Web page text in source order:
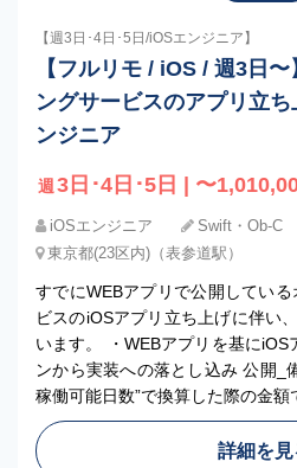
【週3日･4日･5日/iOSエンジニア】
【フルリモ / iOS / 週3日
ングサービスのアプリ立
ンジニア
週 3日･4日･5日 | 〜
iOSエンジニア Swift・Ob-C
東京都(23区内)（表参道駅）
すでにWEBアプリで公開してい
ビスのiOSアプリ立ち上げに伴い
います。 ・WEBアプリを基にiOS
ンから実装への落とし込み 公開
稼働可能日数”で換算した際の金額
詳細を見